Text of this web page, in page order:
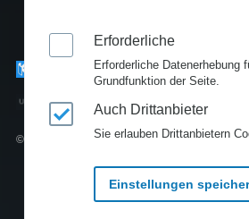
© Copyright 2010-2025
Erforderliche
Erforderliche Datenerhebung
Grundfunktion der Seite.
Auch Drittanbieter
Sie erlauben Drittanbietern
Einstellungen